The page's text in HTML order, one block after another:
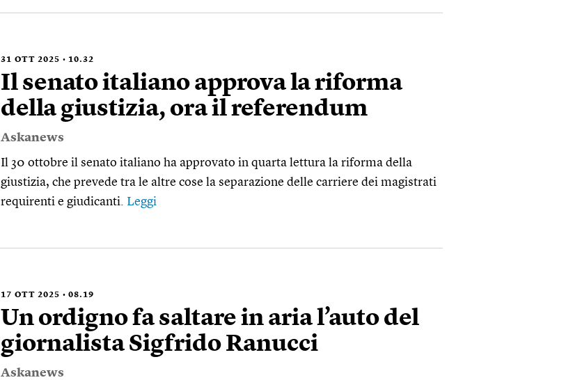
31 OTT 2025 10.32
Il senato italiano approva la riforma
della giustizia, ora il referendum
Askanews
Il 30 ottobre il senato italiano ha approvato in quarta lettura la riforma della
giustizia, che prevede tra le altre cose la separazione delle carriere dei magistrati
requirenti e giudicanti. Leggi
17 OTT 2025 08.19
Un ordigno fa saltare in aria l’auto del
giornalista Sigfrido Ranucci
Askanews